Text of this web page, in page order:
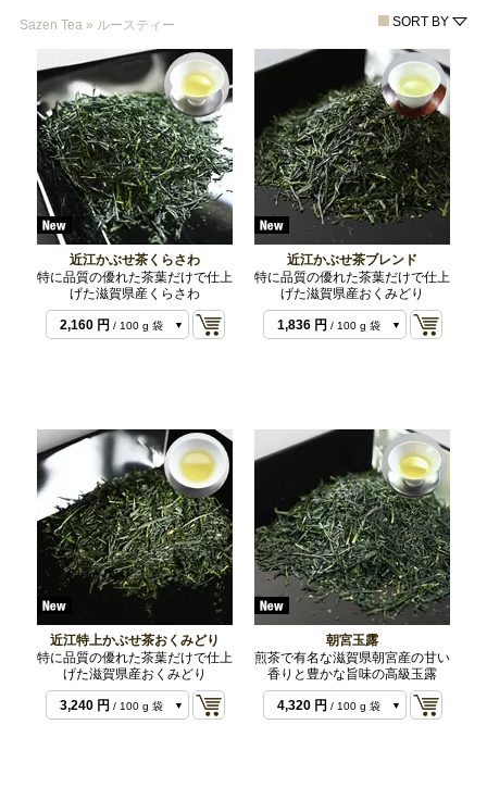
Sazen Tea » ルースティー SORT BY
近江かぶせ茶くらさわ
特に品質の優れた茶葉だけで仕上
げた滋賀県産くらさわ
1,080 円/ 50 g 袋
2,160 円 / 100 g 袋
近江かぶせ茶ブレンド
特に品質の優れた茶葉だけで仕上
げた滋賀県産おくみどり
1,836 円 / 100 g 袋
近江特上かぶせ茶おくみどり
特に品質の優れた茶葉だけで仕上
げた滋賀県産おくみどり
1,620 円/ 50 g 袋
3,240 円 / 100 g 袋
朝宮玉露
煎茶で有名な滋賀県朝宮産の甘い
香りと豊かな旨味の高級玉露
2,160 円/ 50 g 袋
4,320 円 / 100 g 袋